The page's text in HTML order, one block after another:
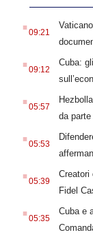
.09:21
.09:12
Cuba:
.05:57
da
.05:53
.05:39
Creatori
Fidel
.05:35
Cuba e